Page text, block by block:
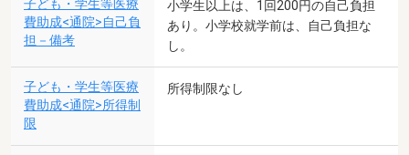
子ども・学生等医療
費助成<通院>自己負
担－備考
小学生以上は、1回200円の自己負担
あり。小学校就学前は、自己負担な
し。
子ども・学生等医療
費助成<通院>所得制
限
所得制限なし